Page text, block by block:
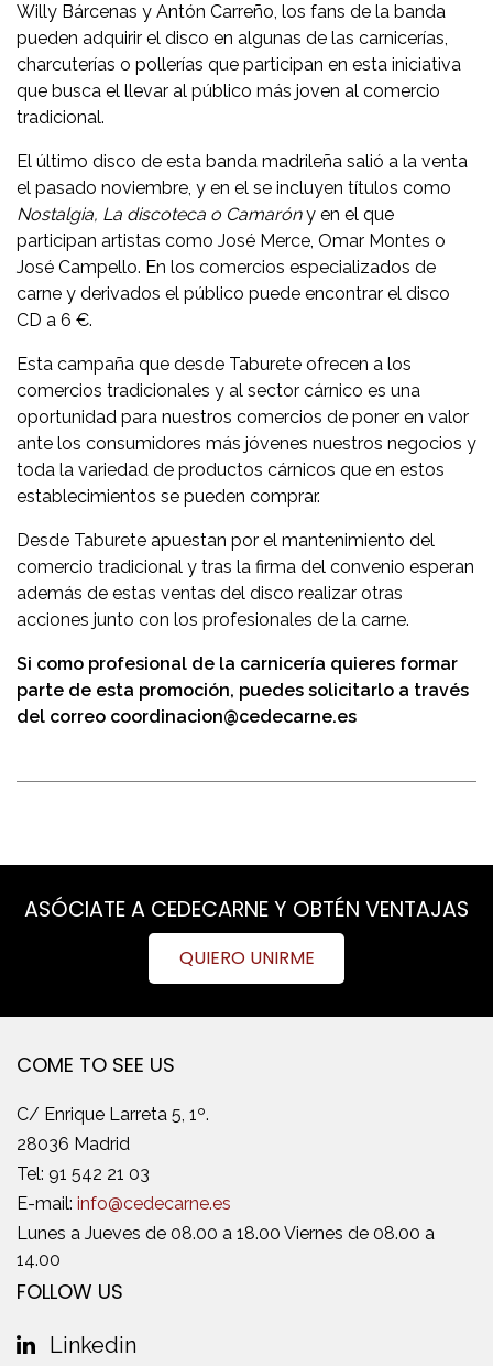
Willy Bárcenas y Antón Carreño, los fans de la banda
pueden adquirir el disco en algunas de las carnicerías,
charcuterías o pollerías que participan en esta iniciativa
que busca el llevar al público más joven al comercio
tradicional.
El último disco de esta banda madrileña salió a la venta
el pasado noviembre, y en el se incluyen títulos como
Nostalgia, La discoteca o Camaróny en el que
participan artistas como José Merce, Omar Montes o
José Campello. En los comercios especializados de
carne y derivados el público puede encontrar el disco
CD a 6 €.
Esta campaña que desde Taburete ofrecen a los
comercios tradicionales y al sector cárnico es una
oportunidad para nuestros comercios de poner en valor
ante los consumidores más jóvenes nuestros negocios y
toda la variedad de productos cárnicos que en estos
establecimientos se pueden comprar.
Desde Taburete apuestan por el mantenimiento del
comercio tradicional y tras la firma del convenio esperan
además de estas ventas del disco realizar otras
acciones junto con los profesionales de la carne.
Si como profesional de la carnicería quieres formar
parte de esta promoción, puedes solicitarlo a través
del correo coordinacion@cedecarne.es
ASÓCIATE A CEDECARNE Y OBTÉN VENTAJAS
QUIERO UNIRME
COME TO SEE US
C/ Enrique Larreta 5, 1º.
28036 Madrid
Tel: 91 542 21 03
E-mail: info@cedecarne.es
Lunes a Jueves de 08.00 a 18.00 Viernes de 08.00 a
14.00
FOLLOW US
Linkedin